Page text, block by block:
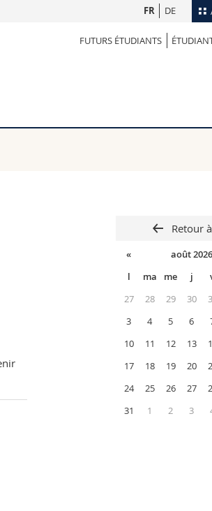
Collaborateurs
Annuaire
FR DE
FUTURS ÉTUDIANTS
Retour
« août 2026
l
ma me j
27
28 29 30
3
4 5 6
10
11 12 13
17
18 19 20
24
25 26 27
31
1 2 3